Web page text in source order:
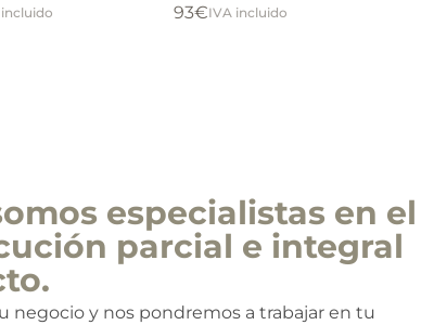
93€IVA incluido
especialistas en el
parcial e integral
negocio y nos pondremos a trabajar en tu